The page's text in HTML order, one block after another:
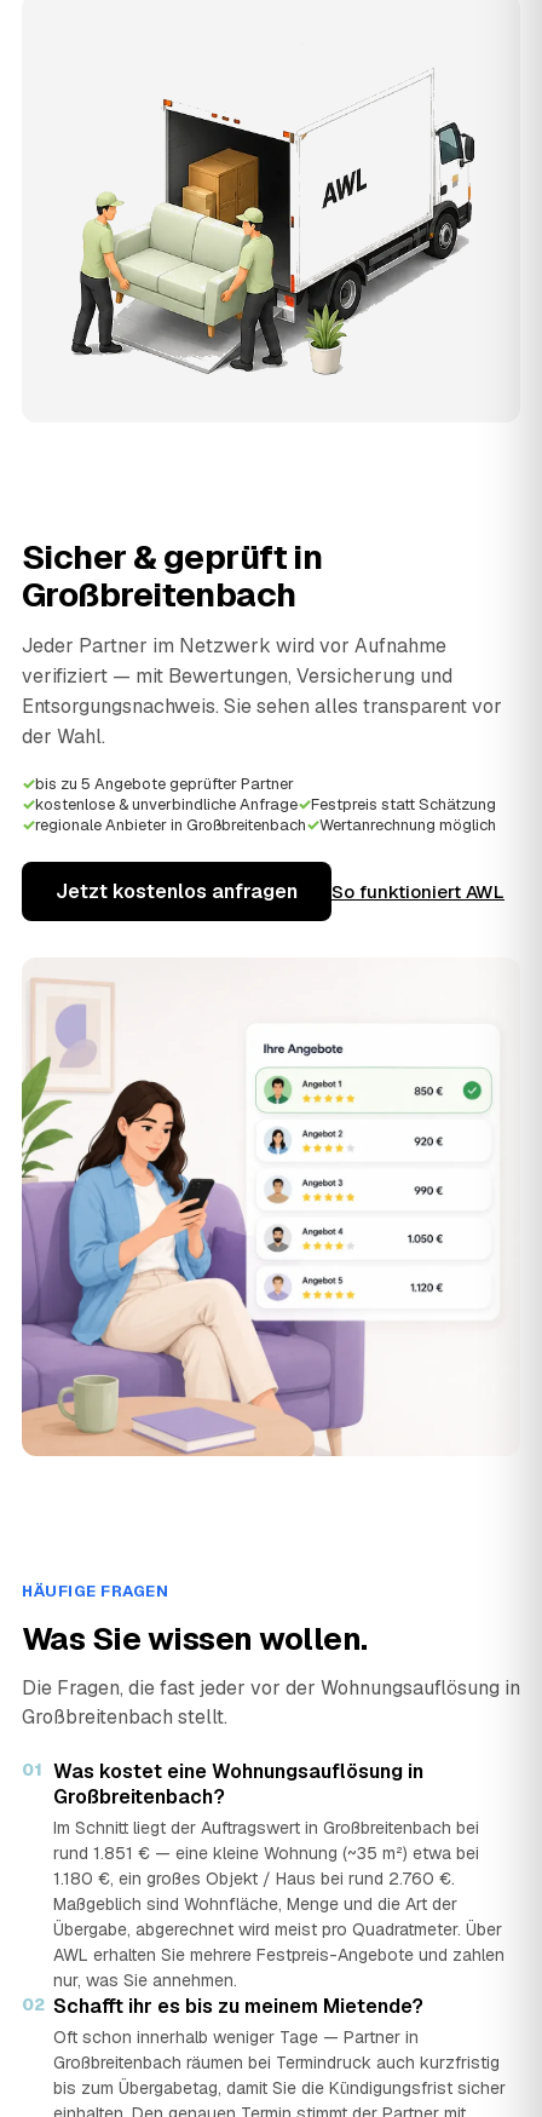
Sicher & geprüft in
Großbreitenbach
Jeder Partner im Netzwerk wird vor Aufnahme
verifiziert — mit Bewertungen, Versicherung und
Entsorgungsnachweis. Sie sehen alles transparent vor
der Wahl.
✓bis zu 5 Angebote geprüfter Partner
✓kostenlose & unverbindliche Anfrage✓Festpreis statt Schätzung
✓regionale Anbieter in Großbreitenbach✓Wertanrechnung möglich
Jetzt kostenlos anfragen So funktioniert AWL
HÄUFIGE FRAGEN
Was Sie wissen wollen.
Die Fragen, die fast jeder vor der Wohnungsauflösung in
Großbreitenbach stellt.
01 Was kostet eine Wohnungsauflösung in
Großbreitenbach?
Im Schnitt liegt der Auftragswert in Großbreitenbach bei
rund 1.851 € — eine kleine Wohnung (~35 m²) etwa bei
1.180 €, ein großes Objekt / Haus bei rund 2.760 €.
Maßgeblich sind Wohnfläche, Menge und die Art der
Übergabe, abgerechnet wird meist pro Quadratmeter. Über
AWL erhalten Sie mehrere Festpreis-Angebote und zahlen
nur, was Sie annehmen.
02 Schafft ihr es bis zu meinem Mietende?
Oft schon innerhalb weniger Tage — Partner in
Großbreitenbach räumen bei Termindruck auch kurzfristig
bis zum Übergabetag, damit Sie die Kündigungsfrist sicher